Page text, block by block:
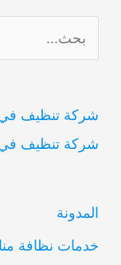
ل
ح
ث
ن
شركة تنظيف في
شركة تنظيف
المدونة
خدمات نظافة